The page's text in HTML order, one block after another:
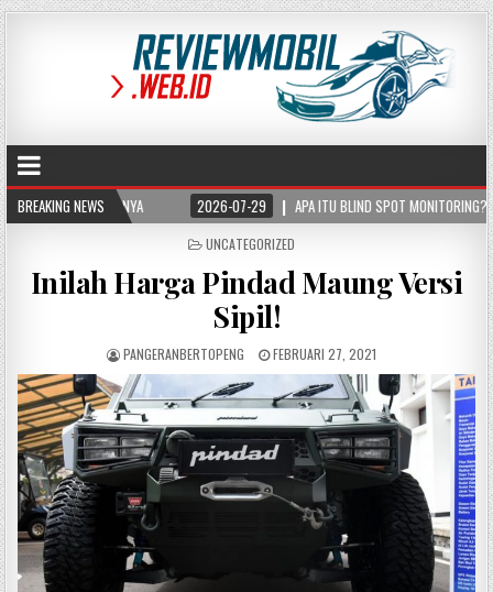
BREAKING NEWS2026-07-29 APA ITU BLIND SPOT MONITORING? FUNGSI, CARA
POSTED
UNCATEGORIZED
Inilah Harga Pindad Maung Versi
Sipil!
PANGERANBERTOPENG FEBRUARI 27, 2021